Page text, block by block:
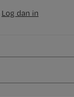
Log dan in